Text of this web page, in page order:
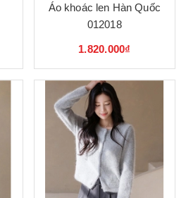
Áo khoác len Hàn Quốc
012018
1.820.000₫